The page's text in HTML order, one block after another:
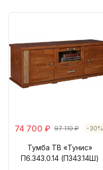
74 700 ₽ 97 110 ₽ -30%
Тумба ТВ «Тунис»
П6.343.0.14 (П343.14Ш)